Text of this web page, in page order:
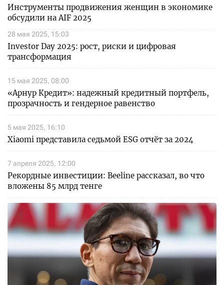
Инструменты продвижения женщин в экономике
обсудили на AIF 2025
28 мая 2025, 15:03
Investor Day 2025: рост, риски и цифровая
трансформация
15 мая 2025, 08:00
«Арнур Кредит»: надежный кредитный портфель,
прозрачность и гендерное равенство
5 мая 2025, 16:10
Xiaomi представила седьмой ESG отчёт за 2024
7 апреля 2025, 12:00
Рекордные инвестиции: Beeline рассказал, во что
вложены 85 млрд тенге